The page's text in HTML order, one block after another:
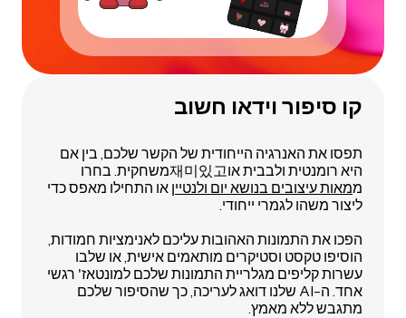
קו סיפור וידאו חשוב
תפסו את האנרגיה הייחודית של הקשר שלכם, בין אם
היא רומנטית ולבבית או재미있고משחקית. בחרו
ממאות עיצובים בנושא יום ולנטיין או התחילו מאפס כדי
ליצור משהו לגמרי ייחודי.
הפכו את התמונות האהובות עליכם לאנימציות חמודות,
הוסיפו טקסט וסטיקרים מותאמים אישית, או שלבו
עשרות קליפים מגלריית התמונות שלכם למונטאז' רגשי
אחד. ה-AI שלנו דואג לעריכה, כך שהסיפור שלכם
מתגבש ללא מאמץ.